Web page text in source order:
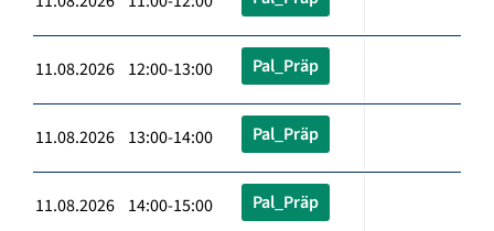
11.08.2026 12:00-13:00 Pal_Präp
11.08.2026 13:00-14:00 Pal_Präp
11.08.2026 14:00-15:00 Pal_Präp